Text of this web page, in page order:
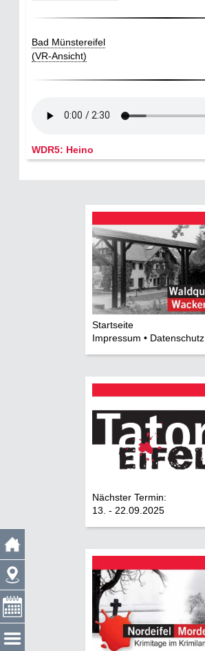
Bad Münstereifel
(VR-Ansicht)
WDR5: Heino
Startseite
Impressum • Datenschutz
Nächster Termin:
13. - 22.09.2025